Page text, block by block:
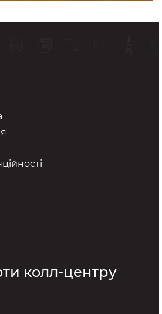
колл-центру